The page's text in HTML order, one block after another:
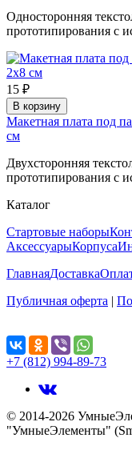
Односторонняя
прототипирования с
15 ₽
В корзину
Макетная плата под
см
Двухсторонняя
прототипирования с
Каталог
Стартовые наборы
АксессуарыКорпуса
ГлавнаяДоставка
Публичная оферта |
+7 (812) 994-89-73
© 2014-2026
"УмныеЭлементы"